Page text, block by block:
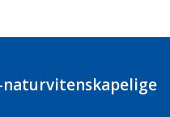
naturvitenskapelige